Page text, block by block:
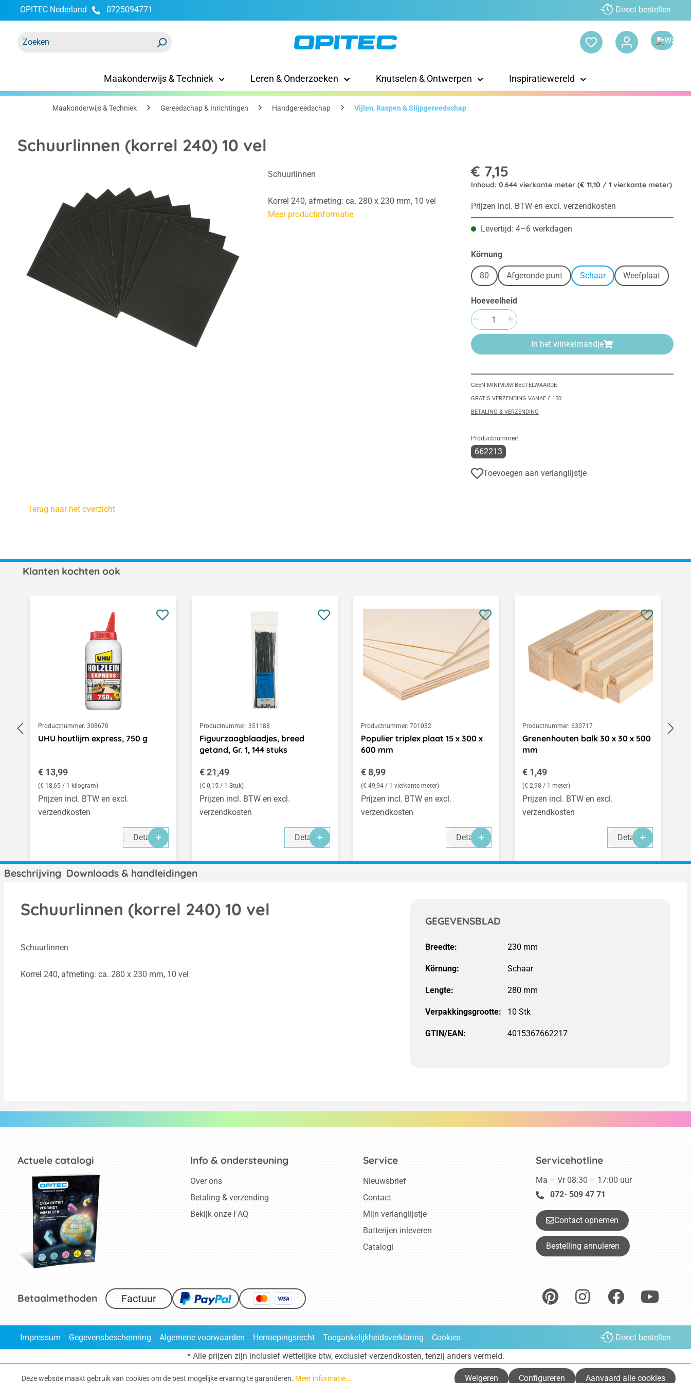
Ga naar de hoofdnavigatie
OPITEC Nederland 0725094771 Direct bestellen
Maakonderwijs & Techniek Leren & Onderzoeken Knutselen & Ontwerpen Inspiratiewereld
Maakonderwijs & Techniek Gereedschap & Inrichtingen Handgereedschap Vijlen, Raspen & Slijpgereedschap
Schuurlinnen (korrel 240) 10 vel
Schuurlinnen
Korrel 240, afmeting: ca. 280 x 230 mm, 10 vel
Meer productinformatie
€ 7,15
Inhoud: 0.644 vierkante meter (€ 11,10 / 1 vierkante meter)
Prijzen incl. BTW en excl. verzendkosten
Levertijd: 4–6 werkdagen
Selecteer
Körnung
80 Afgeronde punt Schaar Weefplaat
Hoeveelheid
Producthoeveelheid: Voer de
In het winkelmandje
GEEN MINIMUM BESTELWAARDE
GRATIS VERZENDING VANAF € 150
BETALING & VERZENDING
Productnummer:
662213
Toevoegen aan verlanglijstje
Terug naar het overzicht
Klanten kochten ook
Productnummer: 308670
UHU houtlijm express, 750 g
Normale prijs:
€ 13,99
(€ 18,65 / 1 kilogram)
Prijzen incl. BTW en excl.
verzendkosten
Details
Productnummer: 351188
Figuurzaagblaadjes, breed
getand, Gr. 1, 144 stuks
Normale prijs:
€ 21,49
(€ 0,15 / 1 Stuk)
Prijzen incl. BTW en excl.
verzendkosten
Details
Productnummer: 701032
Populier triplex plaat 15 x 300 x
600 mm
Normale prijs:
€ 8,99
(€ 49,94 / 1 vierkante meter)
Prijzen incl. BTW en excl.
verzendkosten
Details
Productnummer: 630717
Grenenhouten balk 30 x 30 x 500
mm
Normale prijs:
€ 1,49
(€ 2,98 / 1 meter)
Prijzen incl. BTW en excl.
verzendkosten
Details
Beschrijving Downloads & handleidingen
Schuurlinnen (korrel 240) 10 vel
Schuurlinnen
Korrel 240, afmeting: ca. 280 x 230 mm, 10 vel
GEGEVENSBLAD
Breedte:
Körnung: Schaar
Lengte:
Verpakkingsgrootte:
GTIN/EAN: 4015367662217
Actuele catalogi Servicehotline
Ma – Vr 08:30 – 17:00 uur
072- 509 47 71
Contact opnemen
Bestelling annuleren
Info & ondersteuning
Over ons
Betaling & verzending
Bekijk onze FAQ
Service
Nieuwsbrief
Contact
Mijn verlanglijstje
Batterijen inleveren
Catalogi
Betaalmethoden Factuur
Impressum Gegevensbescherming Algemene voorwaarden Herroepingsrecht Toegankelijkheidsverklaring Cookies
Direct bestellen
* Alle prijzen zijn inclusief wettelijke btw, exclusief verzendkosten, tenzij anders vermeld.
Deze website maakt gebruik van cookies om de best mogelijke ervaring te garanderen. Meer informatie... Weigeren Configureren Aanvaard alle cookies